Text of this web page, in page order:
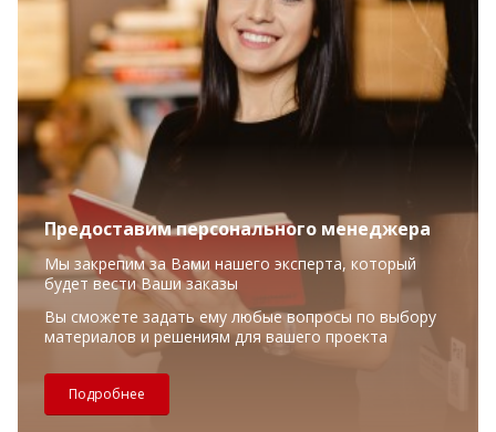
Предоставим персонального менеджера
Мы закрепим за Вами нашего эксперта, который
будет вести Ваши заказы
Вы сможете задать ему любые вопросы по выбору
материалов и решениям для вашего проекта
Подробнее